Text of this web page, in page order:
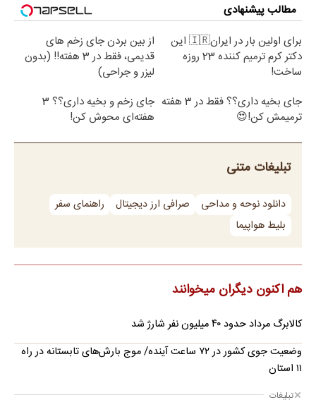
مطالب پیشنهادی
برای اولین بار در ایران🇮🇷 این
دکتر کرم ترمیم کننده 23 روزه
ساخت!
از بین بردن جای زخم های
قدیمی، فقط در 3 هفته!! (بدون
لیزر و جراحی)
جای بخیه داری؟؟ فقط در 3 هفته
ترمیمش کن!😍
جای زخم و بخیه داری؟؟ 3
هفته‌ای محوش کن!
تبلیغات متنی
دانلود نوحه و مداحی صرافی ارز دیجیتال
راهنمای سفر
بلیط هواپیما
هم اکنون دیگران میخوانند
کالابرگ مرداد حدود ۴۰‌ میلیون نفر شارژ شد
وضعیت جوی کشور در ۷۲ ساعت آینده/ موج بارش‌های تابستانه در راه
۱۱ استان
تبلیغات